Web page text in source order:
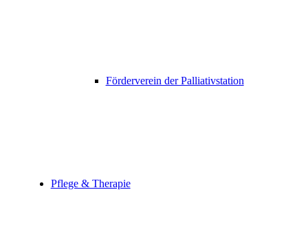
Förderverein der Palliativstation
Pflege & Therapie